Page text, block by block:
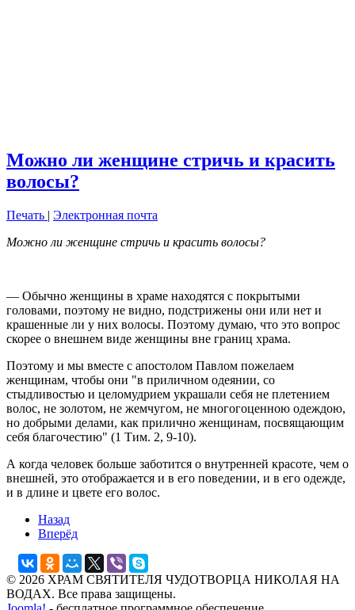
Можно ли женщине стричь и красить
волосы?
Печать | Электронная почта
Можно ли женщине стричь и красить волосы?
— Обычно женщины в храме находятся с покрытыми
головами, поэтому не видно, подстрижены они или нет и
крашенные ли у них волосы. Поэтому думаю, что это вопрос
скорее о внешнем виде женщины вне границ храма.
Поэтому и мы вместе с апостолом Павлом пожелаем
женщинам, чтобы они "в приличном одеянии, со
стыдливостью и целомудрием украшали себя не плетением
волос, не золотом, не жемчугом, не многогоценною одеждою,
но добрыми делами, как прилично женщинам, посвящающим
себя благочестию" (1 Тим. 2, 9-10).
А когда человек больше заботится о внутренней красоте, чем о
внешней, это отображается и в его поведении, и в его одежде,
и в длине и цвете его волос.
Назад
Вперёд
© 2026 ХРАМ СВЯТИТЕЛЯ ЧУДОТВОРЦА НИКОЛАЯ НА
ВОДАХ. Все права защищены.